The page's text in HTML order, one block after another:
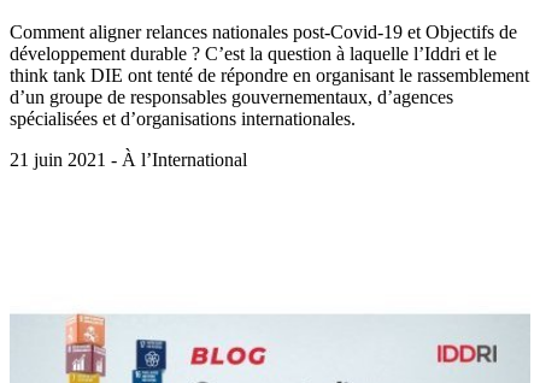
Comment aligner relances nationales post-Covid-19 et Objectifs de
développement durable ? C’est la question à laquelle l’Iddri et le
think tank DIE ont tenté de répondre en organisant le rassemblement
d’un groupe de responsables gouvernementaux, d’agences
spécialisées et d’organisations internationales.
21 juin 2021 - À l’International